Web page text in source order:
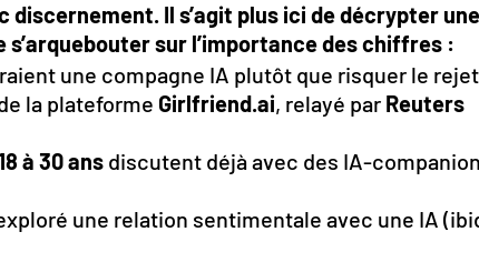
Il s’agit plus ici de décrypter une
sur l’importance des chiffres :
une compagne IA plutôt que risquer le rejet
la plateforme Girlfriend.ai, relayé par Reuters
à 30 ans discutent déjà avec des IA-
une relation sentimentale avec une IA